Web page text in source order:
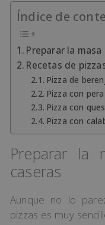
Índice de
Preparar la
Recetas de
Pizza de
Pizza con
Pizza con
Pizza con
Preparar la
caseras
Aunque no lo
pizzas es muy